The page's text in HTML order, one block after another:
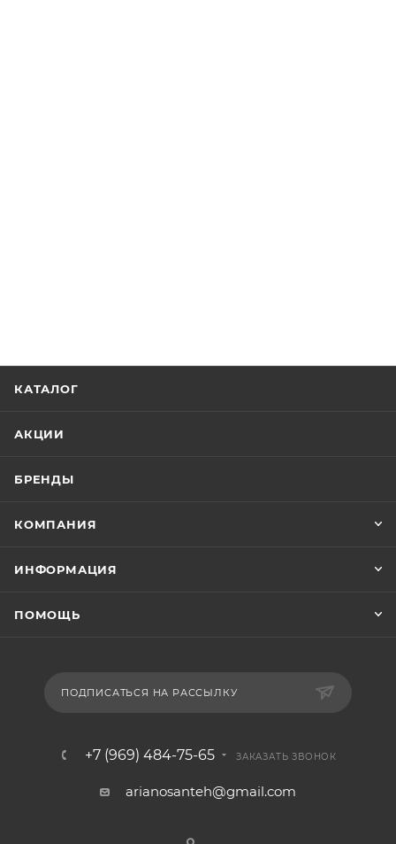
КАТАЛОГ
АКЦИИ
БРЕНДЫ
КОМПАНИЯ
ИНФОРМАЦИЯ
ПОМОЩЬ
ПОДПИСАТЬСЯ НА РАССЫЛКУ
+7 (969) 484-75-65 ЗАКАЗАТЬ ЗВОНОК
arianosanteh@gmail.com